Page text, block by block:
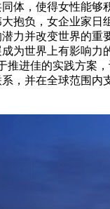
体，使得女性能够
抱负，女企业家日
力并改变世界的重
为世界上有影响力
推进佳的实践方案
，并在全球范围内